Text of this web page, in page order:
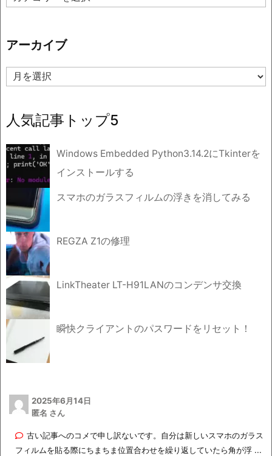
テ
ー
アーカイブ
ア
ー
イ
ブ
人気記事トップ5
Windows Embedded Python3.14.2にTkinterを
インストールする
スマホのガラスフィルムの浮きを消してみる
REGZA Z1の修理
LinkTheater LT-H91LANのコンデンサ交換
瞬快クライアントのパスワードをリセット！
2025年6月14日
匿名 さん
古い記事へのコメで申し訳ないです。自分は新しいスマホのガラス
フィルムを貼る際にちまちま位置合わせを繰り返していたら角が浮 ...